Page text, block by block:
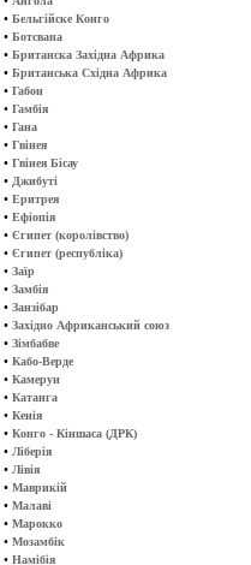
• Бельгійске Конго
• Ботсвана
• Британска Західна Африка
• Британська Східна Африка
• Габон
• Гамбія
• Гана
• Гвінея
• Гвінея Бісау
• Джибуті
• Еритрея
• Ефіопія
• Єгипет (королівство)
• Єгипет (республіка)
• Заїр
• Замбія
• Занзібар
• Західно Африканський союз
• Зімбабве
• Кабо-Верде
• Камерун
• Катанга
• Кенія
• Конго - Кіншаса (ДРК)
• Ліберія
• Лівія
• Маврикій
• Малаві
• Марокко
• Мозамбік
• Намібія